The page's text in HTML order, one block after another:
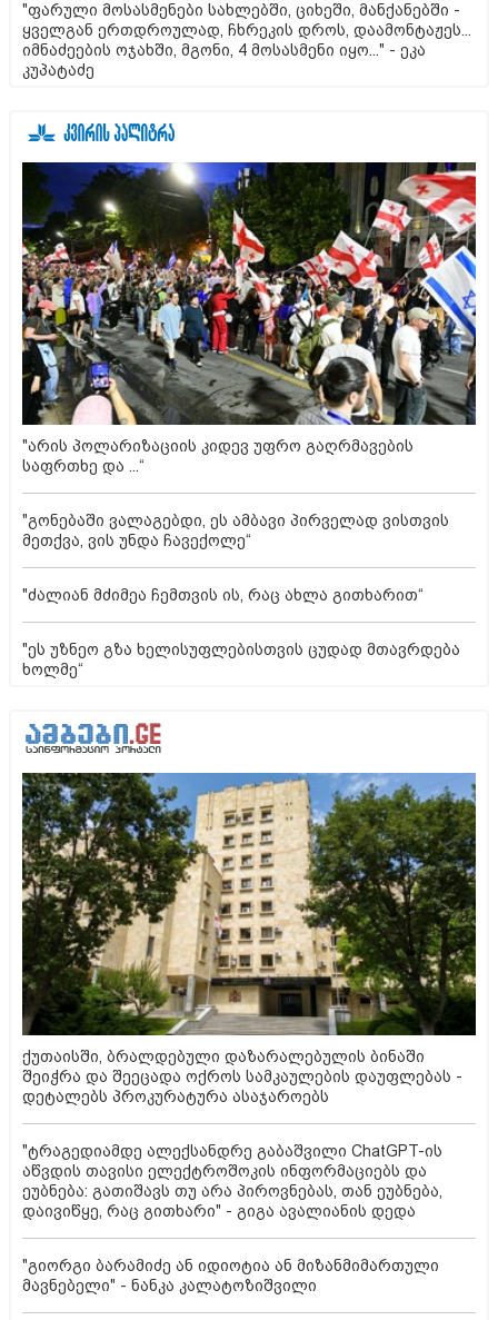
"ფარული მოსასმენები სახლებში, ციხეში, მანქანებში -
ყველგან ერთდროულად, ჩხრეკის დროს, დაამონტაჟეს...
იმნაძეების ოჯახში, მგონი, 4 მოსასმენი იყო..." - ეკა
კუპატაძე
"არის პოლარიზაციის კიდევ უფრო გაღრმავების
საფრთხე და ...“
"გონებაში ვალაგებდი, ეს ამბავი პირველად ვისთვის
მეთქვა, ვის უნდა ჩავექოლე“
"ძალიან მძიმეა ჩემთვის ის, რაც ახლა გითხარით“
"ეს უზნეო გზა ხელისუფლებისთვის ცუდად მთავრდება
ხოლმე“
ქუთაისში, ბრალდებული დაზარალებულის ბინაში
შეიჭრა და შეეცადა ოქროს სამკაულების დაუფლებას -
დეტალებს პროკურატურა ასაჯაროებს
"ტრაგედიამდე ალექსანდრე გაბაშვილი ChatGPT-ის
აწვდის თავისი ელექტროშოკის ინფორმაციებს და
ეუბნება: გათიშავს თუ არა პიროვნებას, თან ეუბნება,
დაივიწყე, რაც გითხარი" - გიგა ავალიანის დედა
"გიორგი ბარამიძე ან იდიოტია ან მიზანმიმართული
მავნებელი" - ნანკა კალატოზიშვილი